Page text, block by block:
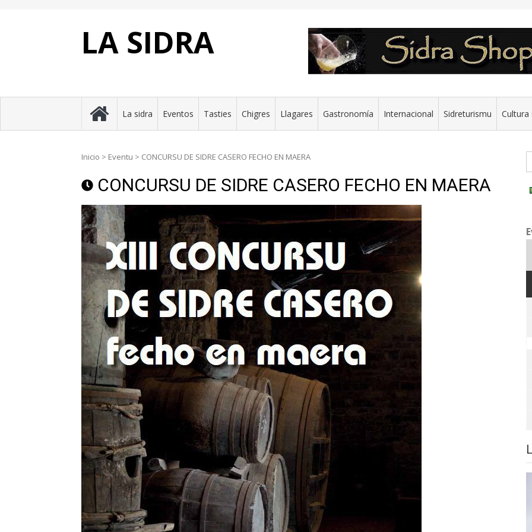
LA SIDRA
La sidra Eventos Tasties Chigres Llagares Gastronomía Internacional Sidreturismu Cultura
Inicio > Eventu > CONCURSU DE SIDRE CASERO FECHO EN MAERA
CONCURSU DE SIDRE CASERO FECHO EN MAERA